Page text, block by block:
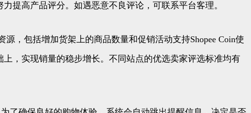
提高产品评分。如遇恶意不良评论，可联系平台客理。
，包括增加货架上的商品数量和促销活动支持Shopee Coin使
，实现销量的稳步增长。不同站点的优选卖家评选标准均有